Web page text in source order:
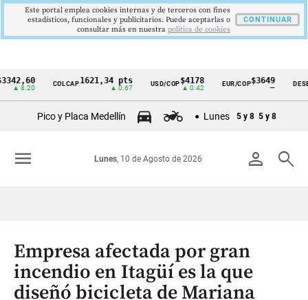
Cintillo
Colombia
COLCAP1621,34 pts USD/COP$4178
▲ 0.42
EUR/COP$3649
—
DESEMPLEO
Pico y Placa Medellín Lunes 5 y 8 5 y 8
person search
Lunes, 10 de Agosto de 2026
menu
Empresa afectada por gran
incendio en Itagüí es la que
diseñó bicicleta de Mariana
Este portal emplea cookies internas y de terceros con fines
estadísticos, funcionales y publicitarios. Puede aceptarlas o
consultar más en nuestra politica de cookies
CONTINUAR